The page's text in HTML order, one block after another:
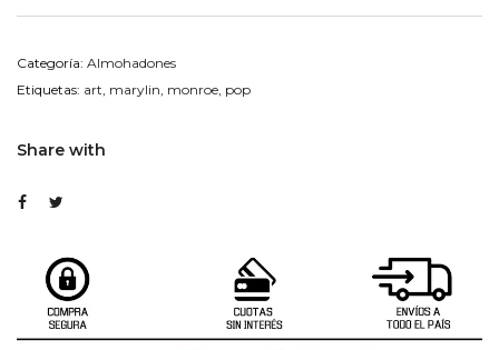
Categoría: Almohadones
Etiquetas: art marylin monroe pop
Share with